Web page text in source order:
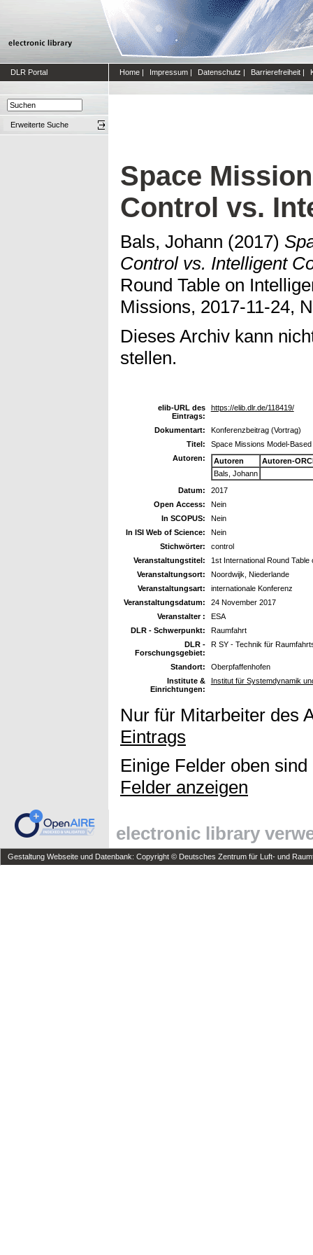
DLR Portal Home | Impressum | Datenschutz | Barrierefreiheit |
Erweiterte Suche
Space
Control vs.
Bals, Johann (2017)
Control vs. Intelligent
Round Table on
Missions, 2017-11-24,
Dieses Archiv kann
stellen.
elib-URL des
Eintrags:
https://elib.dlr.de/118419/
Dokumentart:
Konferenzbeitrag (Vortrag)
Titel:
Space Missions Model-
Autoren:
Autoren
Autoren-
Bals, Johann
Datum:
2017
Open Access:
Nein
In SCOPUS:
Nein
In ISI Web of Science:
Nein
Stichwörter:
control
Veranstaltungstitel:
1st International Round
Veranstaltungsort:
Noordwijk, Niederlande
Veranstaltungsart:
internationale Konferenz
Veranstaltungsdatum:
24 November 2017
Veranstalter :
ESA
DLR - Schwerpunkt:
Raumfahrt
DLR -
Forschungsgebiet:
R SY - Technik für
Standort:
Oberpfaffenhofen
Institute &
Einrichtungen:
Institut für Systemdynamik
Nur für Mitarbeiter des
Eintrags
Einige Felder oben
Felder anzeigen
electronic library
Gestaltung Webseite und Datenbank: Copyright © Deutsches Zentrum für Luft- und